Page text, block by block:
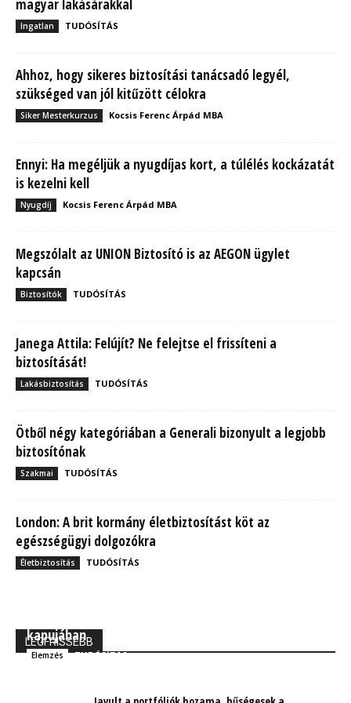
magyar lakásárakkal
Ingatlan TUDÓSÍTÁS
Ahhoz, hogy sikeres biztosítási tanácsadó legyél,
szükséged van jól kitűzött célokra
Siker Mesterkurzus Kocsis Ferenc Árpád MBA
Ennyi: Ha megéljük a nyugdíjas kort, a túlélés kockázatát
is kezelni kell
Nyugdíj Kocsis Ferenc Árpád MBA
Megszólalt az UNION Biztosító is az AEGON ügylet
kapcsán
Biztosítók TUDÓSÍTÁS
Janega Attila: Felújít? Ne felejtse el frissíteni a
biztosítását!
Lakásbiztosítás TUDÓSÍTÁS
Ötből négy kategóriában a Generali bizonyult a legjobb
biztosítónak
Szakmai TUDÓSÍTÁS
London: A brit kormány életbiztosítást köt az
egészségügyi dolgozókra
Életbiztosítás TUDÓSÍTÁS
LEGFRISSEBB
kapujában
Elemzés TUDÓSÍTÁS